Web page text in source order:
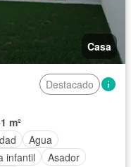
Casa
Destacado
m²
Agua
infantil
Asador